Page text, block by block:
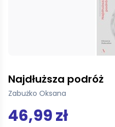
Najdłuższa podróż
Zabużko Oksana
46,99 zł